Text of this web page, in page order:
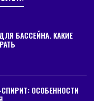
БАССЕЙНА. КАКИЕ
ОСОБЕННОСТИ